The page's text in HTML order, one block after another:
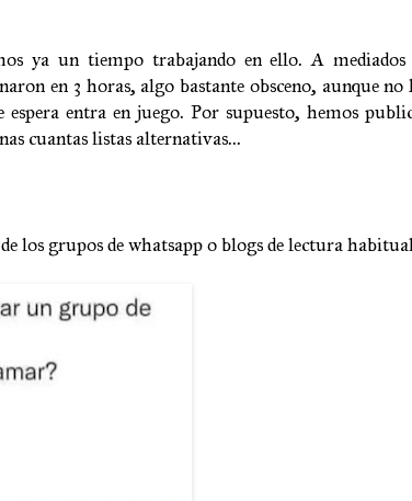
ya un tiempo trabajando en ello. A mediados
en 3 horas, algo bastante obsceno, aunque no
entra en juego. Por supuesto, hemos
cuantas listas alternativas...
los grupos de whatsapp o blogs de lectura